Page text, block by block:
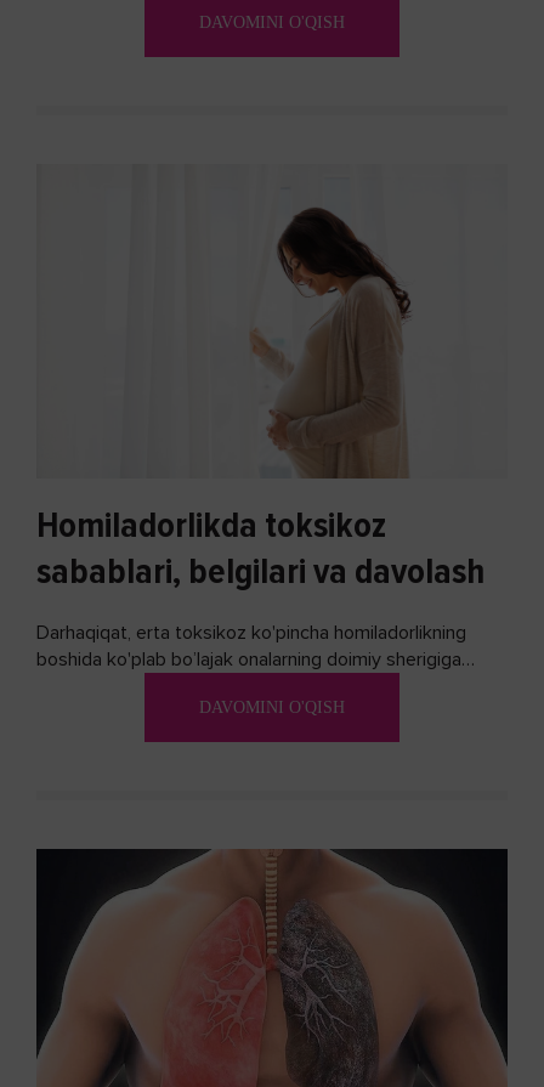
DAVOMINI O'QISH
Homiladorlikda toksikoz
sabablari, belgilari va davolash
Darhaqiqat, erta toksikoz ko'pincha homiladorlikning
boshida ko'plab bo’lajak onalarning doimiy sherigiga
biron bir usuli bormi?DAVOMINI O'QISH